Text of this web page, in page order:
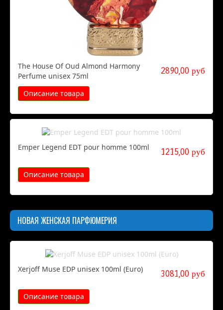
2890,00 руб
The House Of Oud Almond Harmony
Perfume unisex 75ml
Описание товара
1215,00 руб
Emper Legend EDT pour homme 100ml
Описание товара
НОВАЯ ЖЕНСКАЯ ПАРФЮМЕРИЯ
3081,00 руб
Xerjoff Muse EDP unisex 100ml (Euro)
Описание товара